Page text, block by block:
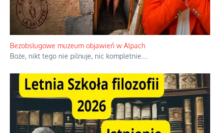
Niezwykłe wyścigi dawnych osadników w Palestynie
W 1938 roku, uwaga, 17% tych osadników niemieckich w
Palestynie było członkiem partii nazistowskiej i podczas II
wojny światowej byli internowani...